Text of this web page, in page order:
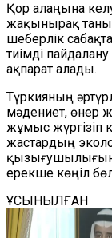
Қор алаңына
жақынырақ
шеберлік
тиімді
ақпарат алады.
Түркияның
мәдениет, өнер
жұмыс жүргізіп
жастардың
қызығушылығын
ерекше көңіл
ҰСЫНЫЛҒАН